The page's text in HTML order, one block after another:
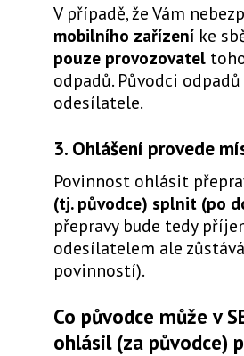
V případě, že Vám
mobilního zařízení ke
pouze provozovatel
odpadů. Původci
odesílatele.
3. Ohlášení provede
Povinnost ohlásit
(tj. původce) splnit (po
přepravy bude tedy
odesílatelem ale
povinností).
Co původce může v
ohlásil (za původce)